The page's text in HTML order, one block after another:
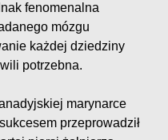
fenomenalna
mózgu
każdej dziedziny
potrzebna.
marynarce
przeprowadził